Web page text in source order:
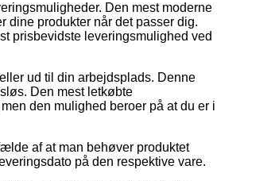
Den mest moderne
dine produkter når det passer dig.
prisbevidste leveringsmulighed ved
ud til din arbejdsplads. Denne
Den mest letkøbte
den mulighed beroer på at du er i
af at man behøver produktet
på den respektive vare.